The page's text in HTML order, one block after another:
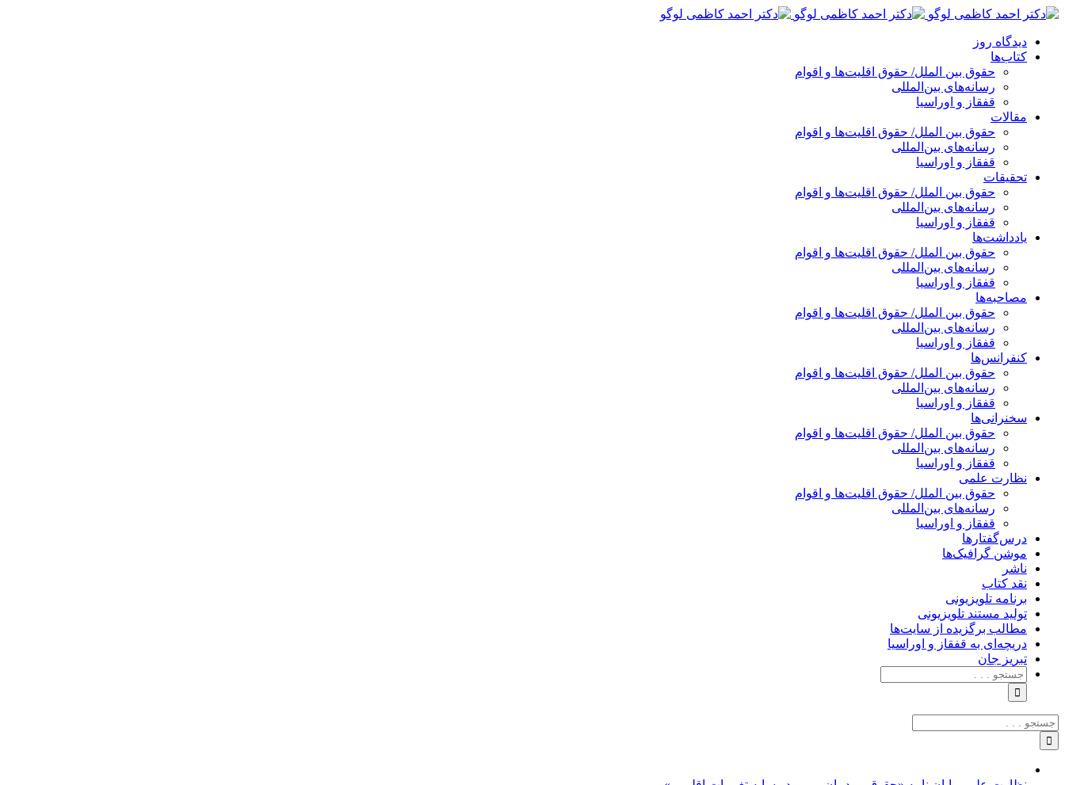
پرش
محتوا
دیدگاه روز
کتاب‌ها
حقوق بین الملل/ حقوق اقلیت‌ها و اقوام
رسانه‌های بین‌المللی
قفقاز و اوراسیا
مقالات
حقوق بین الملل/ حقوق اقلیت‌ها و اقوام
رسانه‌های بین‌المللی
قفقاز و اوراسیا
تحقیقات
حقوق بین الملل/ حقوق اقلیت‌ها و اقوام
رسانه‌های بین‌المللی
قفقاز و اوراسیا
یادداشت‌ها
حقوق بین الملل/ حقوق اقلیت‌ها و اقوام
رسانه‌های بین‌المللی
قفقاز و اوراسیا
مصاحبه‌ها
حقوق بین الملل/ حقوق اقلیت‌ها و اقوام
رسانه‌های بین‌المللی
قفقاز و اوراسیا
کنفرانس‌ها
حقوق بین الملل/ حقوق اقلیت‌ها و اقوام
رسانه‌های بین‌المللی
قفقاز و اوراسیا
سخنرانی‌ها
حقوق بین الملل/ حقوق اقلیت‌ها و اقوام
رسانه‌های بین‌المللی
قفقاز و اوراسیا
نظارت علمی
حقوق بین الملل/ حقوق اقلیت‌ها و اقوام
رسانه‌های بین‌المللی
قفقاز و اوراسیا
درس‌گفتارها
موشن گرافیک‌ها
ناشر
نقد کتاب
برنامه‌ تلویزیونی
تولید مستند تلویزیونی
مطالب برگزیده از سایت‌ها
دریچه‌ای به قفقاز و اوراسیا
تبریزِ جان
جستجو
برای:
جستجو
برای: